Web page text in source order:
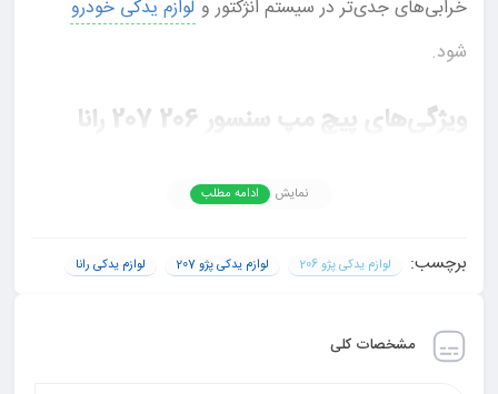
خرابی‌های جدی‌تر در سیستم انژکتور و لوازم یدکی خودرو
شود.
ویژگی‌های پیچ مپ سنسور 206 207 رانا
ویژگی‌ها باعث می‌شود که طول عمر این قطعه افزایش یابد و
نمایش ادامه مطلب
برچسب: لوازم یدکی پژو 206 لوازم یدکی پژو 207 لوازم یدکی رانا
مشخصات کلی